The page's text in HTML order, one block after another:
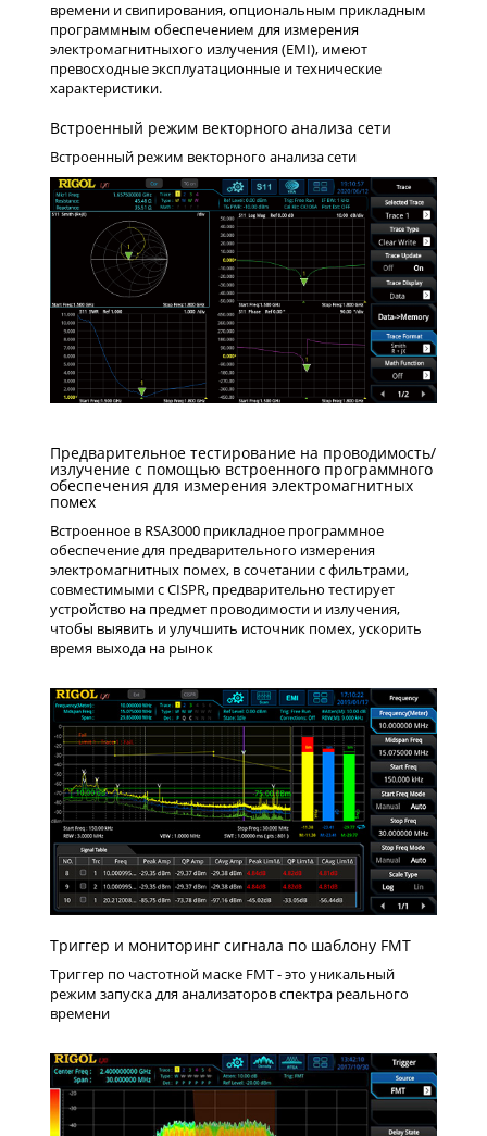
времени и свипирования, опциональным прикладным
программным обеспечением для измерения
электромагнитныхого излучения (EMI), имеют
превосходные эксплуатационные и технические
характеристики.
Встроенный режим векторного анализа сети
Встроенный режим векторного анализа сети
Предварительное тестирование на проводимость/
излучение с помощью встроенного программного
обеспечения для измерения электромагнитных
помех
Встроенное в RSA3000 прикладное программное
обеспечение для предварительного измерения
электромагнитных помех, в сочетании с фильтрами,
совместимыми с CISPR, предварительно тестирует
устройство на предмет проводимости и излучения,
чтобы выявить и улучшить источник помех, ускорить
время выхода на рынок
Триггер и мониторинг сигнала по шаблону FMT
Триггер по частотной маске FMT - это уникальный
режим запуска для анализаторов спектра реального
времени